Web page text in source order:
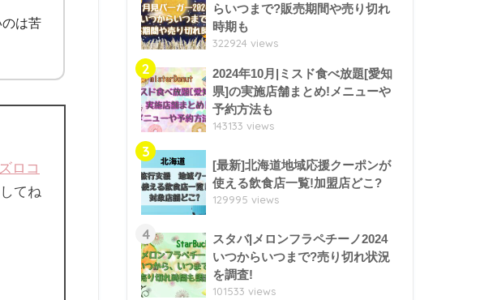
のは苦
ロコ
てね
らいつまで?販売期間や売り切れ
時期も
322924 views
2
2024年10月|ミスド食べ放題[愛知
県]の実施店舗まとめ!メニューや
予約方法も
143133 views
3
[最新]北海道地域応援クーポンが
使える飲食店一覧!加盟店どこ?
129995 views
4
スタバ|メロンフラペチーノ2024
いつからいつまで?売り切れ状況
を調査!
101533 views